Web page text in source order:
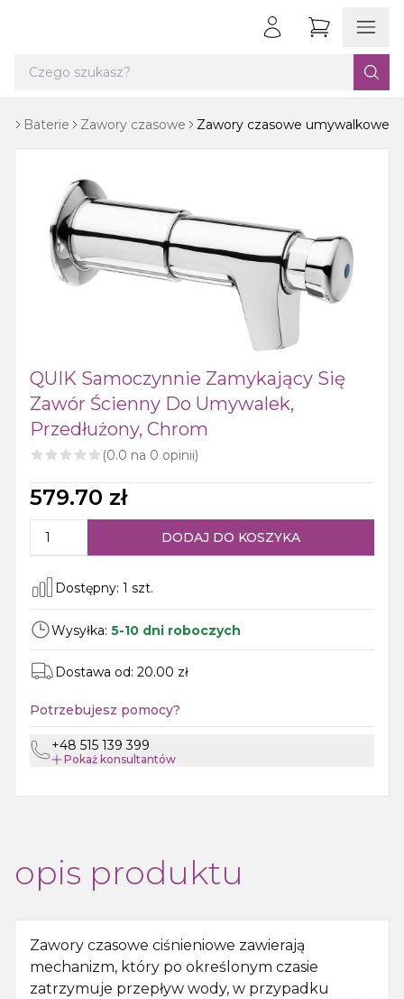
Baterie Zawory czasowe Zawory czasowe umywalkowe
QUIK Samoczynnie Zamykający Się
Zawór Ścienny Do Umywalek,
Przedłużony, Chrom
(0.0 na 0 opinii)
579.70 zł
DODAJ DO KOSZYKA
Dostępny: 1 szt.
Wysyłka: 5-10 dni roboczych
Dostawa od: 20.00 zł
Potrzebujesz pomocy?
+48 515 139 399
Pokaż konsultantów
opis produktu
Zawory czasowe ciśnieniowe zawierają
mechanizm, który po określonym czasie
zatrzymuje przepływ wody, w przypadku